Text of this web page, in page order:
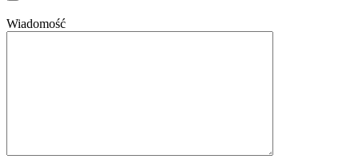
Wiadomość